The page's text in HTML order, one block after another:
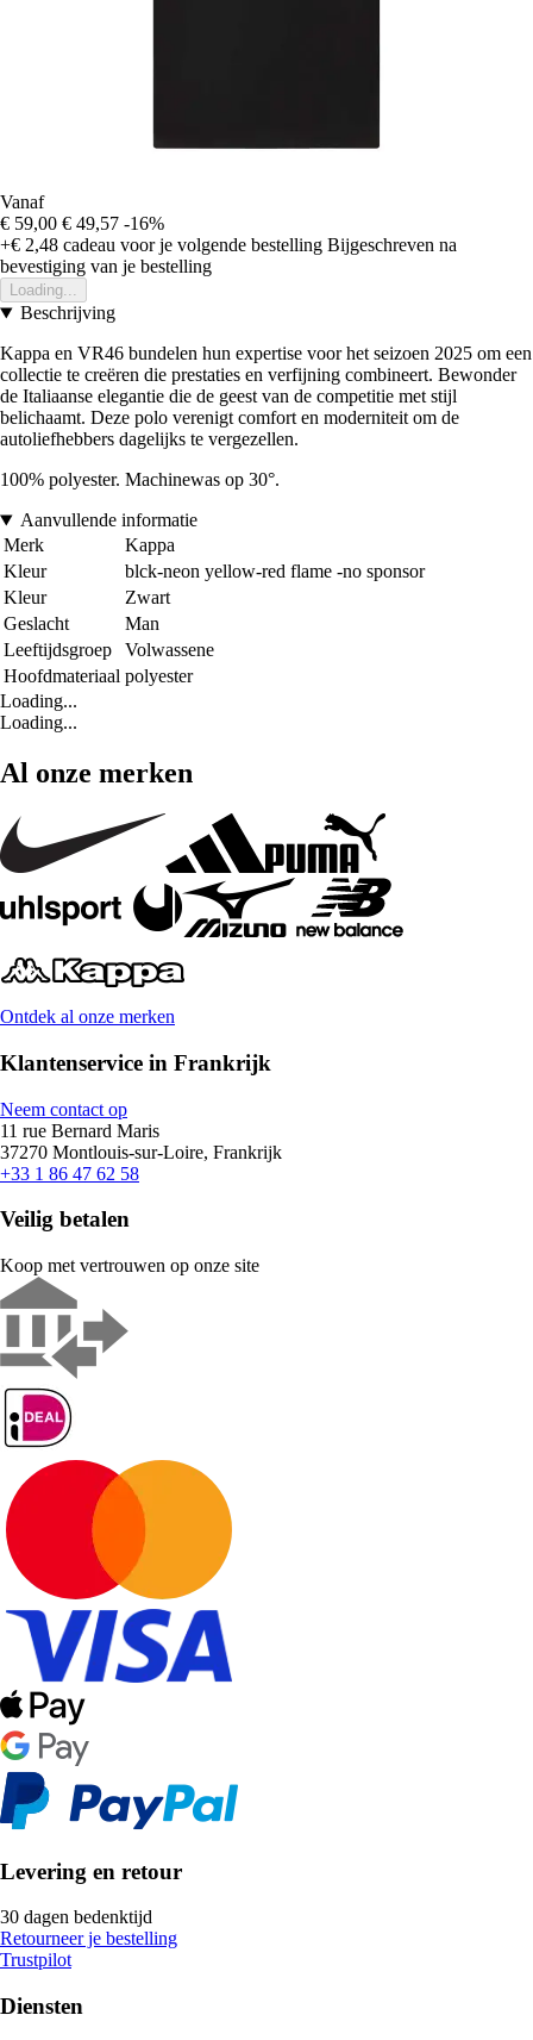
Vanaf
€ 59,00 € 49,57 -16%
+€ 2,48 cadeau voor je volgende bestelling Bijgeschreven na
bevestiging van je bestelling
Loading...
Beschrijving
Kappa en VR46 bundelen hun expertise voor het seizoen 2025 om een
collectie te creëren die prestaties en verfijning combineert. Bewonder
de Italiaanse elegantie die de geest van de competitie met stijl
belichaamt. Deze polo verenigt comfort en moderniteit om de
autoliefhebbers dagelijks te vergezellen.
100% polyester. Machinewas op 30°.
Aanvullende informatie
Merk
Kappa
Kleur
blck-neon yellow-red flame -no sponsor
Kleur
Zwart
Geslacht
Man
Leeftijdsgroep
Volwassene
Hoofdmateriaal polyester
Loading...
Loading...
Al onze merken
Ontdek al onze merken
Klantenservice in Frankrijk
Neem contact op
11 rue Bernard Maris
37270 Montlouis-sur-Loire, Frankrijk
+33 1 86 47 62 58
Veilig betalen
Koop met vertrouwen op onze site
Levering en retour
30 dagen bedenktijd
Retourneer je bestelling
Trustpilot
Diensten